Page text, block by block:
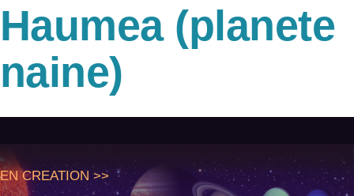
Haumea (planete
naine)
EN CREATION >>